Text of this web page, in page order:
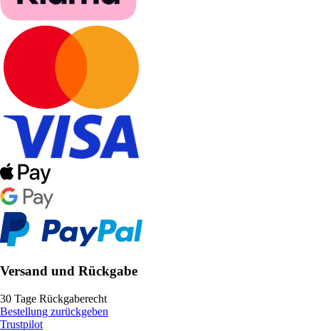
Versand und Rückgabe
30 Tage Rückgaberecht
Bestellung zurückgeben
Trustpilot